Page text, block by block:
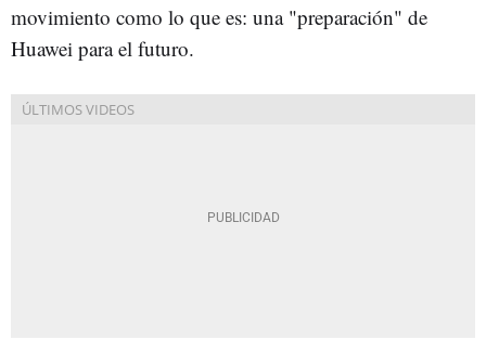
movimiento como lo que es: una "preparación" de
Huawei para el futuro.